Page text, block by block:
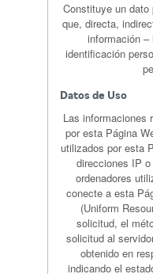
Constituye un dato
que, directa,
información –
identificación
Datos de Uso
Las informaciones
por esta Página
utilizados por esta
direcciones IP
ordenadores
conecte a esta
(Uniform
solicitud, el
solicitud al
obtenido en
indicando el